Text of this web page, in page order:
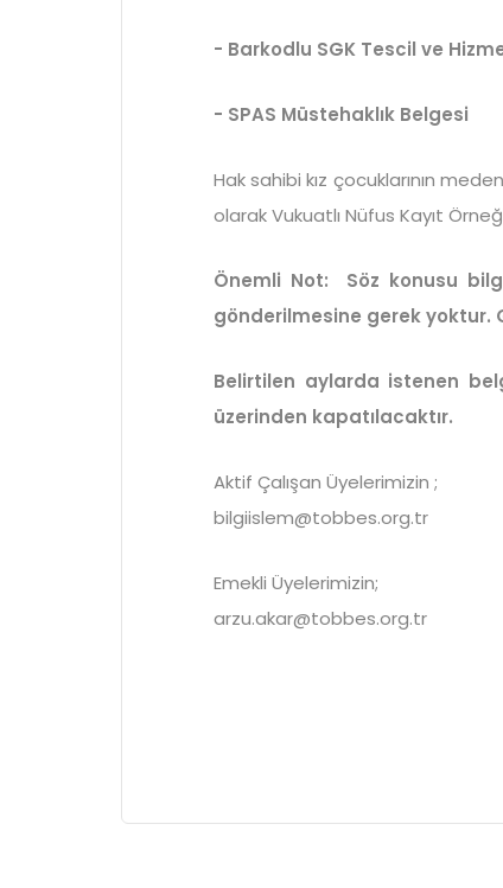
- Barkodlu SGK Tescil ve
- SPAS Müstehaklık Belgesi
Hak sahibi kız çocuklarının
olarak Vukuatlı Nüfus Kayıt
Önemli Not: Söz konusu
gönderilmesine gerek yoktur.
Belirtilen aylarda istenen
üzerinden kapatılacaktır.
Aktif Çalışan Üyelerimizin ;
bilgiislem@tobbes.org.tr
Emekli Üyelerimizin;
arzu.akar@tobbes.org.tr